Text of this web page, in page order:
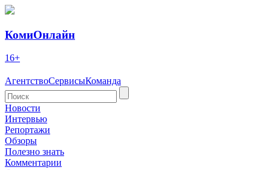
КомиОнлайн
16+
АгентствоСервисыКоманда
Новости
Интервью
Репортажи
Обзоры
Полезно знать
Комментарии